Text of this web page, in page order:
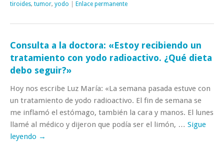
tiroides, tumor, yodo Enlace permanente
Consulta a la doctora: «Estoy recibiendo un
tratamiento con yodo radioactivo. ¿Qué dieta
debo seguir?»
Hoy nos escribe Luz María: «La semana pasada estuve con
un tratamiento de yodo radioactivo. El fin de semana se
me inflamó el estómago, también la cara y manos. El lunes
llamé al médico y dijeron que podía ser el limón, … Sigue
leyendo →